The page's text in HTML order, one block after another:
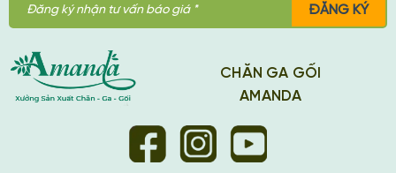
ĐĂNG KÝ
CHĂN GA GỐI
AMANDA